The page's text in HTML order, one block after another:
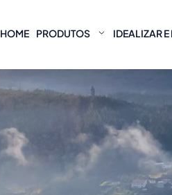
HOME PRODUTOS IDEALIZAR E